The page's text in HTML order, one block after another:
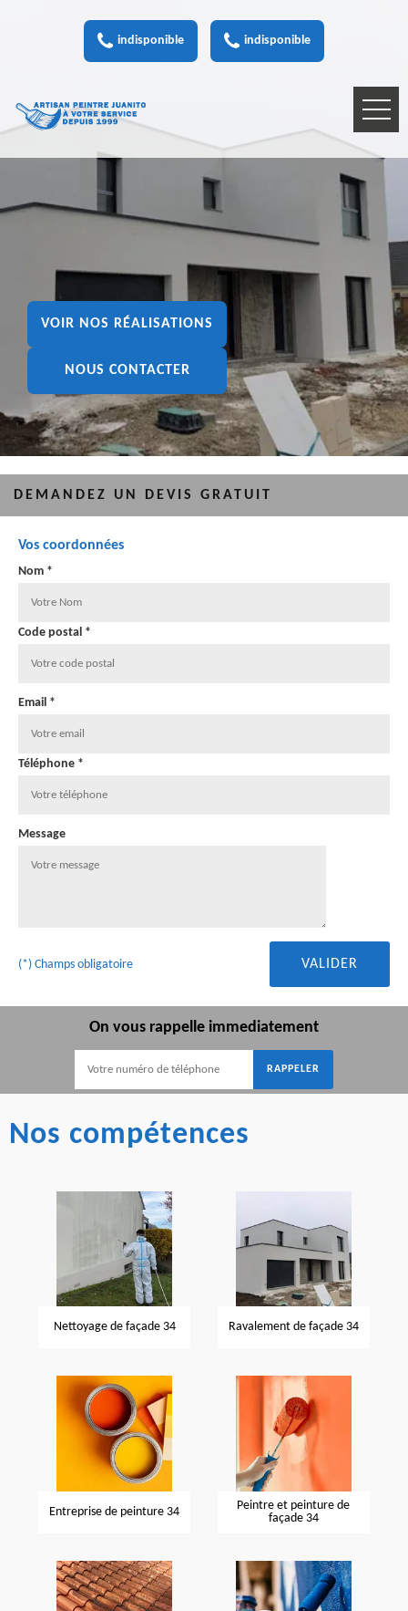
indisponible indisponible
VOIR NOS RÉALISATIONS
NOUS CONTACTER
DEMANDEZ UN DEVIS GRATUIT
Vos coordonnées
Nom *
Code postal *
Email *
Téléphone *
Message
(*) Champs obligatoire
On vous rappelle immediatement
Nos compétences
Nettoyage de façade 34 Ravalement de façade 34
Entreprise de peinture 34
Peintre et peinture de
façade 34